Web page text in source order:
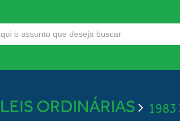
LEIS ORDINÁRIAS 1983